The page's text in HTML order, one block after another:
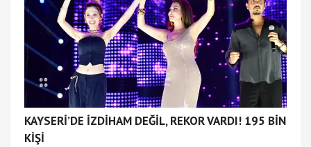
KAYSERİ’DE İZDİHAM DEĞİL, REKOR VARDI! 195 BİN
KİŞİ